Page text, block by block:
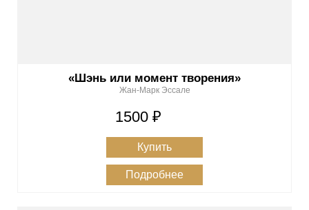
«Шэнь или момент творения»
Жан-Марк Эссале
1500 ₽
Купить
Подробнее